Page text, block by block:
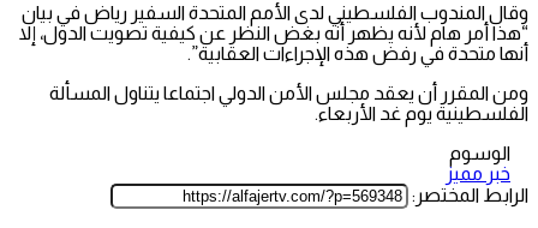
وقال المندوب الفلسطيني لدى الأمم المتحدة السفير رياض في بيان
“هذا أمر هام لأنه يظهر أنه بغض النظر عن كيفية تصويت الدول، إلا
أنها متحدة في رفض هذه الإجراءات العقابية”.
ومن المقرر أن يعقد مجلس الأمن الدولي اجتماعا يتناول المسألة
الفلسطينية يوم غد الأربعاء.
الوسوم
خبر مميز
الرابط المختصر: